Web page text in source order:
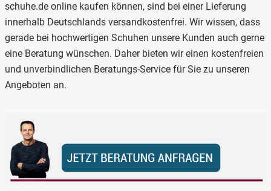
schuhe.de online kaufen können, sind bei einer Lieferung
innerhalb Deutschlands versandkostenfrei. Wir wissen, dass
gerade bei hochwertigen Schuhen unsere Kunden auch gerne
eine Beratung wünschen. Daher bieten wir einen kostenfreien
und unverbindlichen Beratungs-Service für Sie zu unseren
Angeboten an.